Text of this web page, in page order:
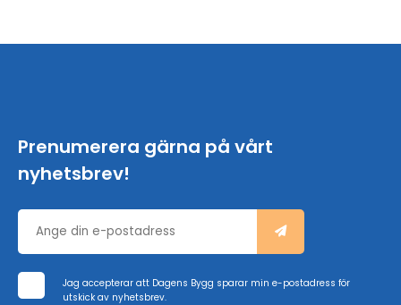
Prenumerera gärna på vårt
nyhetsbrev!
Jag accepterar att Dagens Bygg sparar min e-postadress för
utskick av nyhetsbrev.